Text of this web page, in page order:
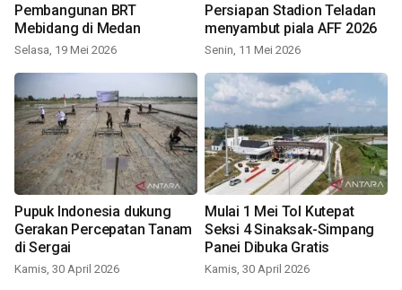
Pembangunan BRT
Mebidang di Medan
Selasa, 19 Mei 2026
Persiapan Stadion Teladan
menyambut piala AFF 2026
Senin, 11 Mei 2026
Pupuk Indonesia dukung
Gerakan Percepatan Tanam
di Sergai
Kamis, 30 April 2026
Mulai 1 Mei Tol Kutepat
Seksi 4 Sinaksak-Simpang
Panei Dibuka Gratis
Kamis, 30 April 2026